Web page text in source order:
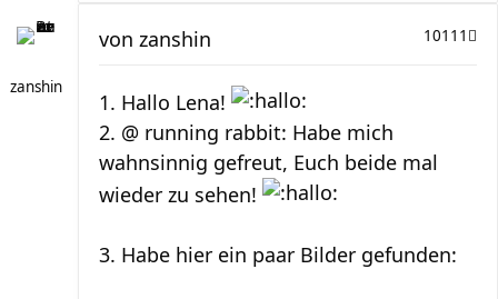
zanshin
10111
von zanshin
1. Hallo Lena!
2. @ running rabbit: Habe mich
wahnsinnig gefreut, Euch beide mal
wieder zu sehen!
3. Habe hier ein paar Bilder gefunden: